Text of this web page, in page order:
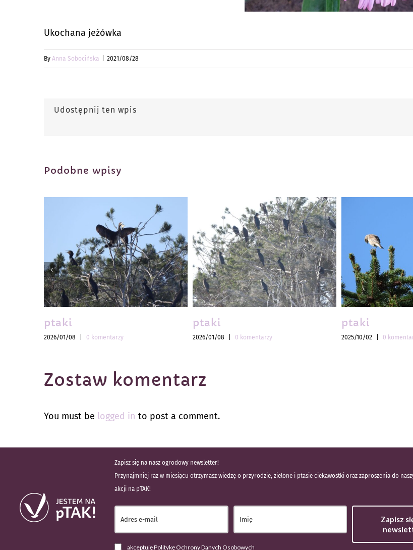
Ukochana jeżówka
By Anna Sobocińska 2021/08/28
Udostępnij ten wpis
Podobne wpisy
ptaki
2026/01/08 0 komentarzy
ptaki
2026/01/08 0 komentarzy
ptaki
2025/10/02 0
Zostaw komentarz
You must be logged in to post a comment.
Zapisz się na nasz ogrodowy newsletter!
Przynajmniej raz w miesiącu otrzymasz wiedzę o przyrodzie, zielone i ptasie ciekawostki oraz zaproszenia do
akcji na pTAK!
Zapisz
akceptuję Politykę Ochrony Danych Osobowych